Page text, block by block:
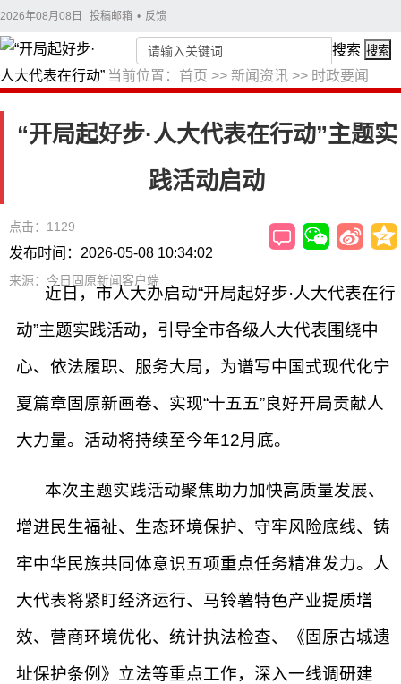
2026年08月08日 投稿邮箱 • 反馈
当前位置： 首页 >> 新闻资讯 >> 时政要闻
搜索 搜索
“开局起好步·人大代表在行动”主题实
践活动启动
点击：1129
发布时间：2026-05-08 10:34:02
来源：今日固原新闻客户端
近日，市人大办启动“开局起好步·人大代表在行
动”主题实践活动，引导全市各级人大代表围绕中
心、依法履职、服务大局，为谱写中国式现代化宁
夏篇章固原新画卷、实现“十五五”良好开局贡献人
大力量。活动将持续至今年12月底。
本次主题实践活动聚焦助力加快高质量发展、
增进民生福祉、生态环境保护、守牢风险底线、铸
牢中华民族共同体意识五项重点任务精准发力。人
大代表将紧盯经济运行、马铃薯特色产业提质增
效、营商环境优化、统计执法检查、《固原古城遗
址保护条例》立法等重点工作，深入一线调研建